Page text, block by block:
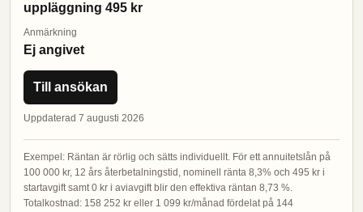
uppläggning 495 kr
Anmärkning
Ej angivet
Till ansökan
Uppdaterad 7 augusti 2026
Exempel: Räntan är rörlig och sätts individuellt. För ett annuitetslån på
100 000 kr, 12 års återbetalningstid, nominell ränta 8,3% och 495 kr i
startavgift samt 0 kr i aviavgift blir den effektiva räntan 8,73 %.
Totalkostnad: 158 252 kr eller 1 099 kr/månad fördelat på 144